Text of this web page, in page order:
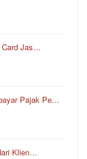
Card Jas…
Pajak Pe…
Klien…